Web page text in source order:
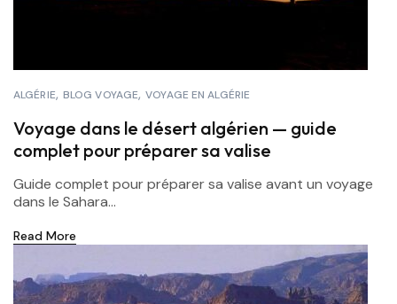
ALGÉRIE BLOG VOYAGE VOYAGE EN ALGÉRIE
Voyage dans le désert algérien — guide
complet pour préparer sa valise
Guide complet pour préparer sa valise avant un voyage
dans le Sahara...
Read More